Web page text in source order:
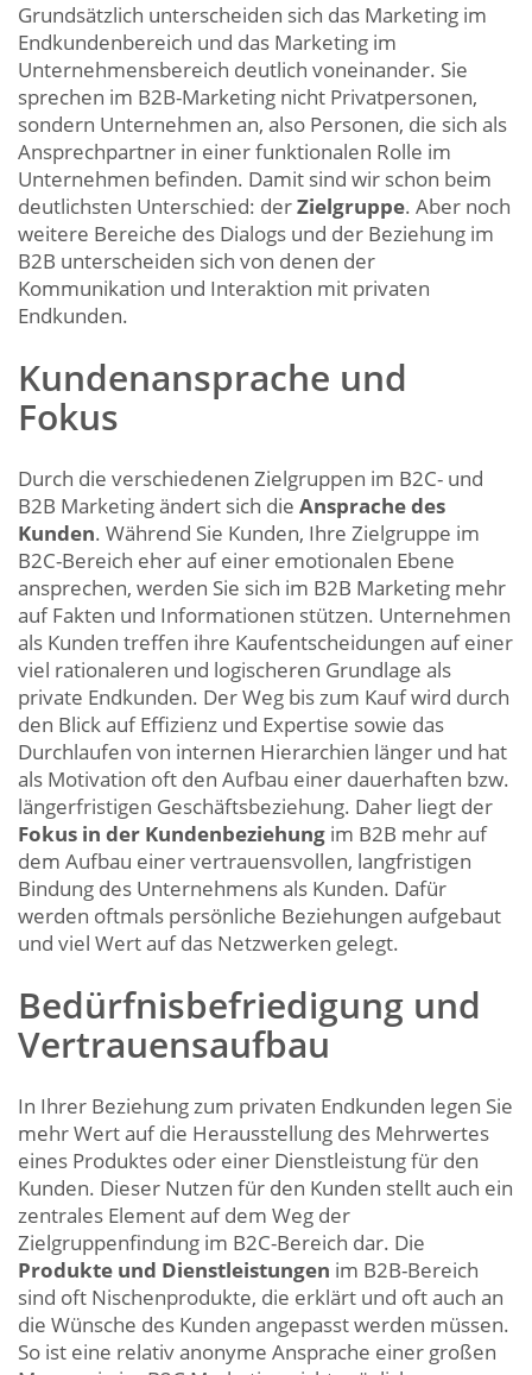
Grundsätzlich unterscheiden sich das Marketing im
Endkundenbereich und das Marketing im
Unternehmensbereich deutlich voneinander. Sie
sprechen im B2B-Marketing nicht Privatpersonen,
sondern Unternehmen an, also Personen, die sich als
Ansprechpartner in einer funktionalen Rolle im
Unternehmen befinden. Damit sind wir schon beim
deutlichsten Unterschied: derZielgruppe. Aber noch
weitere Bereiche des Dialogs und der Beziehung im
B2B unterscheiden sich von denen der
Kommunikation und Interaktion mit privaten
Endkunden.
Kundenansprache und
Fokus
Durch die verschiedenen Zielgruppen im B2C- und
B2B Marketing ändert sich die Ansprache des
Kunden. Während Sie Kunden, Ihre Zielgruppe im
B2C-Bereich eher auf einer emotionalen Ebene
ansprechen, werden Sie sich im B2B Marketing mehr
auf Fakten und Informationen stützen. Unternehmen
als Kunden treffen ihre Kaufentscheidungen auf einer
viel rationaleren und logischeren Grundlage als
private Endkunden. Der Weg bis zum Kauf wird durch
den Blick auf Effizienz und Expertise sowie das
Durchlaufen von internen Hierarchien länger und hat
als Motivation oft den Aufbau einer dauerhaften bzw.
längerfristigen Geschäftsbeziehung. Daher liegt der
Fokus in der Kundenbeziehung im B2B mehrauf
dem Aufbau einer vertrauensvollen, langfristigen
Bindung des Unternehmens als Kunden. Dafür
werden oftmals persönliche Beziehungen aufgebaut
und viel Wert auf das Netzwerken gelegt.
Bedürfnisbefriedigung und
Vertrauensaufbau
In Ihrer Beziehung zum privaten Endkunden legen Sie
mehr Wert auf die Herausstellung des Mehrwertes
eines Produktes oder einer Dienstleistung für den
Kunden. Dieser Nutzen für den Kunden stellt auch ein
zentrales Element auf dem Weg der
Zielgruppenfindung im B2C-Bereich dar. Die
Produkte und Dienstleistungen im B2B-Bereich
sind oft Nischenprodukte, die erklärt und oft auch an
die Wünsche des Kunden angepasst werden müssen.
So ist eine relativ anonyme Ansprache einer großen